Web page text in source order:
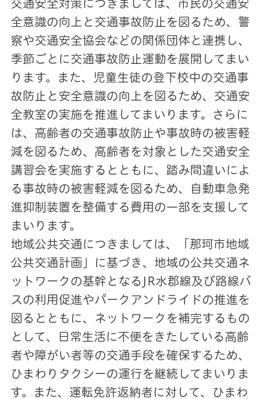
交通安全対策につきましては、市民の交通安
全意識の向上と交通事故防止を図るため、警
察や交通安全協会などの関係団体と連携し、
季節ごとに交通事故防止運動を展開してまい
ります。また、児童生徒の登下校中の交通事
故防止と安全意識の向上を図るため、交通安
全教室の実施を推進してまいります。さらに
は、高齢者の交通事故防止や事故時の被害軽
減を図るため、高齢者を対象とした交通安全
講習会を実施するとともに、踏み間違いによ
る事故時の被害軽減を図るため、自動車急発
進抑制装置を整備する費用の一部を支援して
まいります。
地域公共交通につきましては、「那珂市地域
公共交通計画」に基づき、地域の公共交通ネ
ットワークの基幹となるJR水郡線及び路線バ
スの利用促進やパークアンドライドの推進を
図るとともに、ネットワークを補完するもの
として、日常生活に不便をきたしている高齢
者や障がい者等の交通手段を確保するため、
ひまわりタクシーの運行を継続してまいりま
す。また、運転免許返納者に対して、ひまわ